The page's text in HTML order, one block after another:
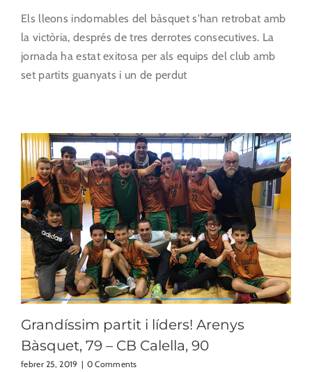
Els lleons indomables del bàsquet s'han retrobat amb
la victòria, després de tres derrotes consecutives. La
jornada ha estat exitosa per als equips del club amb
set partits guanyats i un de perdut
Grandíssim partit i líders! Arenys
Bàsquet, 79 – CB Calella, 90
febrer 25, 2019 | 0 Comments